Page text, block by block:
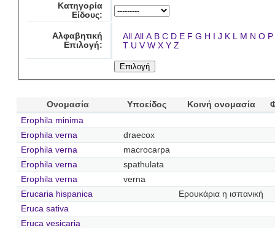
Κατηγορία
Είδους:
Αλφαβητική
Επιλογή:
All All A B C D E F G H I J K L M N O P
T U V W X Y Z
Ονομασία Υποείδος Κοινή ονομασία
Erophila minima
Erophila verna
draecox
Erophila verna
macrocarpa
Erophila verna
spathulata
Erophila verna
verna
Erucaria hispanica
Ερουκάρια η ισπανική
Eruca sativa
Eruca vesicaria